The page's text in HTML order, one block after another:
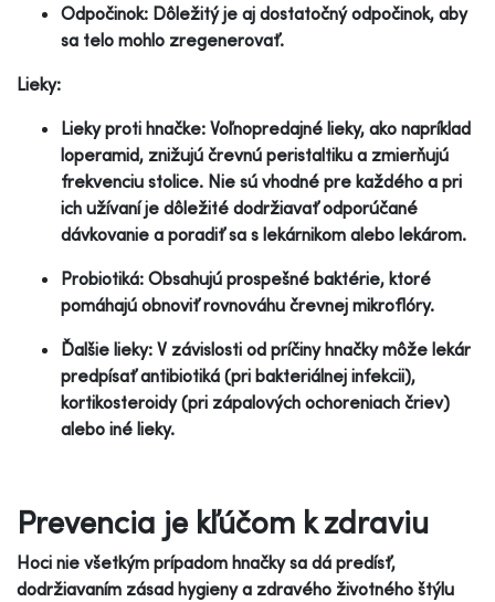
Odpočinok: Dôležitý je aj dostatočný odpočinok, aby
sa telo mohlo zregenerovať.
Lieky:
Lieky proti hnačke: Voľnopredajné lieky, ako napríklad
loperamid, znižujú črevnú peristaltiku a zmierňujú
frekvenciu stolice. Nie sú vhodné pre každého a pri
ich užívaní je dôležité dodržiavať odporúčané
dávkovanie a poradiť sa s lekárnikom alebo lekárom.
Probiotiká: Obsahujú prospešné baktérie, ktoré
pomáhajú obnoviť rovnováhu črevnej mikroflóry.
Ďalšie lieky: V závislosti od príčiny hnačky môže lekár
predpísať antibiotiká (pri bakteriálnej infekcii),
kortikosteroidy (pri zápalových ochoreniach čriev)
alebo iné lieky.
Prevencia je kľúčom k zdraviu
Hoci nie všetkým prípadom hnačky sa dá predísť,
dodržiavaním zásad hygieny a zdravého životného štýlu